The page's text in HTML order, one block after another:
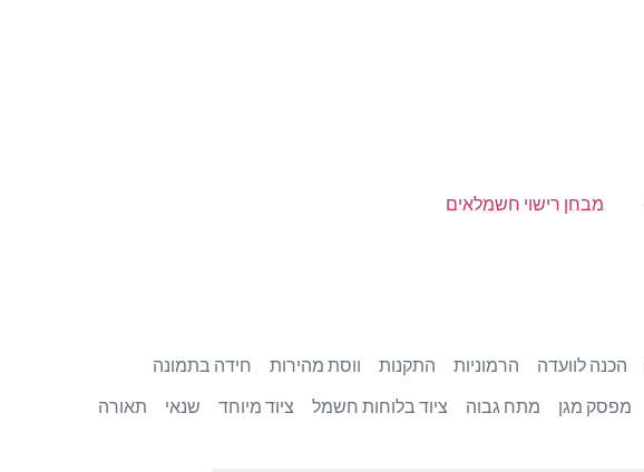
מבחן רישוי חשמלאים
הכנה לוועדה הרמוניות התקנות ווסת מהירות
חידה בתמונה
מפסק מגן מתח גבוה ציוד בלוחות חשמל ציוד מיוחד שנאי
תאורה